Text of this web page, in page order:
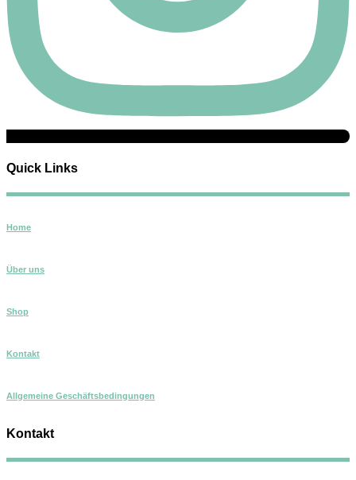
Quick Links
Home
Über uns
Shop
Kontakt
Allgemeine Geschäftsbedingungen
Kontakt